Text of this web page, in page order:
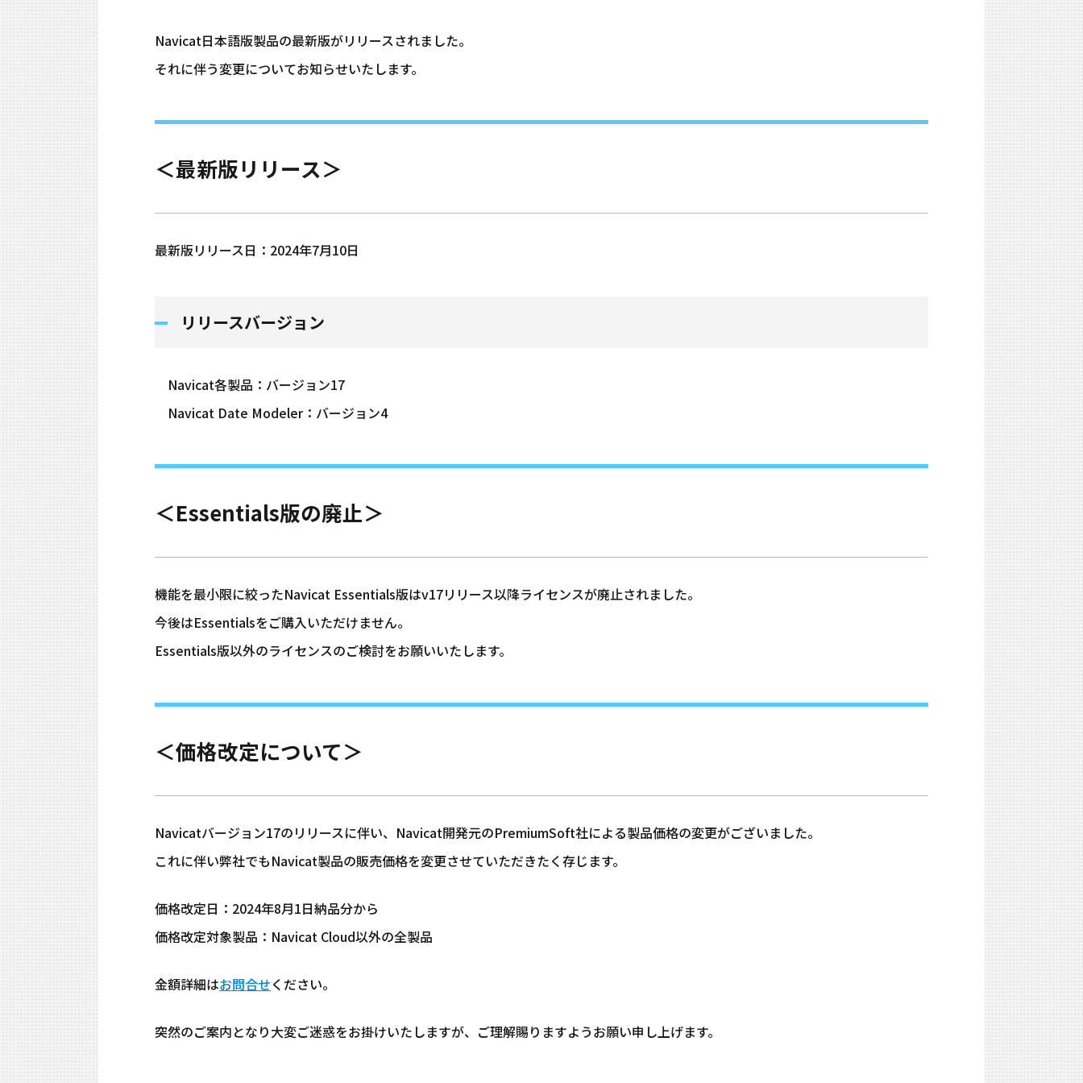
Navicat日本語版製品の最新版がリリースされました。
それに伴う変更についてお知らせいたします。
＜最新版リリース＞
最新版リリース日：2024年7月10日
リリースバージョン
Navicat各製品：バージョン17
Navicat Date Modeler：バージョン4
＜Essentials版の廃止＞
機能を最小限に絞ったNavicat Essentials版はv17リリース以降ライセンスが廃止されました。
今後はEssentialsをご購入いただけません。
Essentials版以外のライセンスのご検討をお願いいたします。
＜価格改定について＞
Navicatバージョン17のリリースに伴い、Navicat開発元のPremiumSoft社による製品価格の変更がございました。
これに伴い弊社でもNavicat製品の販売価格を変更させていただきたく存じます。
価格改定日：2024年8月1日納品分から
価格改定対象製品：Navicat Cloud以外の全製品
金額詳細はお問合せください。
突然のご案内となり大変ご迷惑をお掛けいたしますが、ご理解賜りますようお願い申し上げます。